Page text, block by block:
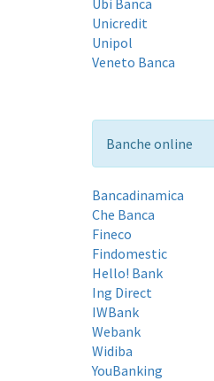
Ubi Banca
Unicredit
Unipol
Veneto Banca
Banche online
Bancadinamica
Che Banca
Fineco
Findomestic
Hello! Bank
Ing Direct
IWBank
Webank
Widiba
YouBanking